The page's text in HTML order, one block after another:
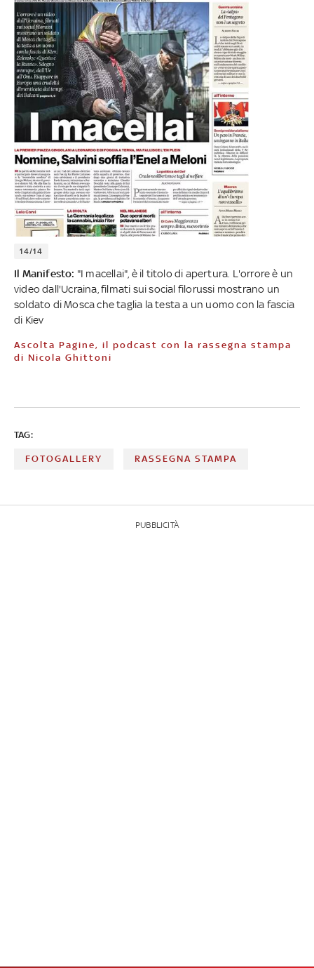
14/14
Il Manifesto: "I macellai", è il titolo di apertura. L'orrore è un
video dall'Ucraina, filmati sui social filorussi mostrano un
soldato di Mosca che taglia la testa a un uomo con la fascia
di Kiev
Ascolta Pagine, il podcast con la rassegna stampa
di Nicola Ghittoni
TAG:
FOTOGALLERY RASSEGNA STAMPA
PUBBLICITÀ